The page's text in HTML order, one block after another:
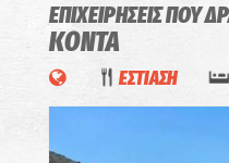
ΕΠΙΧΕΙΡΗΣΕΙΣ ΠΟΥ
ΚΟΝΤΑ
ΕΣΤΙΑΣΗ